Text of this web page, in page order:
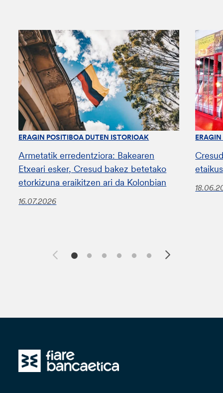
ERAGIN POSITIBOA DUTEN ISTORIOAK
Armetatik erredentziora: Bakearen
Etxeari esker, Cresud bakez betetako
etorkizuna eraikitzen ari da Kolonbian
16.07.2026